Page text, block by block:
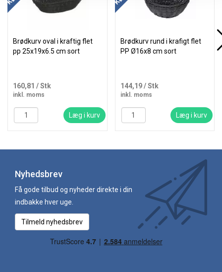
Brødkurv oval i kraftig flet
pp 25x19x6.5 cm sort
160,81 / Stk
inkl. moms
Læg i kurv
Brødkurv rund i krafigt flet
PP Ø16x8 cm sort
144,19/ Stk
inkl. moms
Læg i kurv
Nyhedsbrev
Få gode tilbud og nyheder direkte i din
indbakke hver uge.
Tilmeld nyhedsbrev